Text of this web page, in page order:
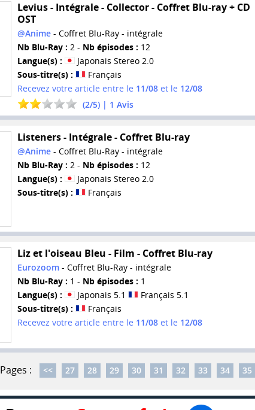
Levius - Intégrale - Collector - Coffret Blu-ray + CD
OST
@Anime- Coffret Blu-Ray - intégrale
Nb Blu-Ray : 2 - Nb épisodes : 12
Langue(s) :
Japonais Stereo 2.0
Sous-titre(s) :
Français
Recevez votre article entre le 11/08et le 12/08
(2/5) | 1 Avis
Listeners - Intégrale - Coffret Blu-ray
@Anime- Coffret Blu-Ray - intégrale
Nb Blu-Ray : 2 - Nb épisodes : 12
Langue(s) :
Japonais Stereo 2.0
Sous-titre(s) :
Français
Liz et l'oiseau Bleu - Film - Coffret Blu-ray
Eurozoom- Coffret Blu-Ray - intégrale
Nb Blu-Ray : 1 - Nb épisodes : 1
Langue(s) :
Japonais 5.1
Français 5.1
Sous-titre(s) :
Français
Recevez votre article entre le 11/08et le 12/08
Pages : << 27 28 29 30 31 32 33 34 35